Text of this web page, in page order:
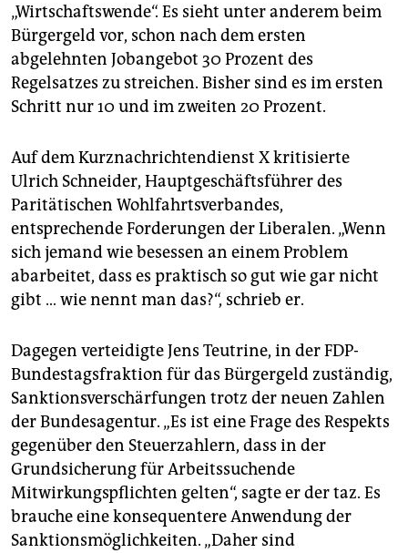
„Wirtschaftswende“. Es sieht unter anderem beim
Bürgergeld vor, schon nach dem ersten
abgelehnten Jobangebot 30 Prozent des
Regelsatzes zu streichen. Bisher sind es im ersten
Schritt nur 10 und im zweiten 20 Prozent.
Auf dem Kurznachrichtendienst X kritisierte
Ulrich Schneider, Hauptgeschäftsführer des
Paritätischen Wohlfahrtsverbandes,
entsprechende Forderungen der Liberalen. „Wenn
sich jemand wie besessen an einem Problem
abarbeitet, dass es praktisch so gut wie gar nicht
gibt … wie nennt man das?“, schrieb er.
Dagegen verteidigte Jens Teutrine, in der FDP-
Bundestagsfraktion für das Bürgergeld zuständig,
Sanktionsverschärfungen trotz der neuen Zahlen
der Bundesagentur. „Es ist eine Frage des Respekts
gegenüber den Steuerzahlern, dass in der
Grundsicherung für Arbeitssuchende
Mitwirkungspflichten gelten“, sagte er der taz. Es
brauche eine konsequentere Anwendung der
Sanktionsmöglichkeiten. „Daher sind